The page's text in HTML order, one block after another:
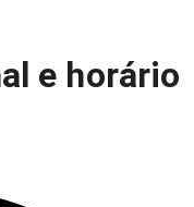
e horário